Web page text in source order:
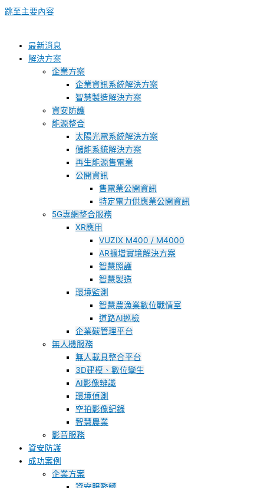
跳至主要內容
最新消息
解決方案
企業方案
企業資訊系統解決方案
智慧製造解決方案
資安防護
能源整合
太陽光電系統解決方案
儲能系統解決方案
再生能源售電業
公開資訊
售電業公開資訊
特定電力供應業公開資訊
5G專網整合服務
XR應用
VUZIX M400 / M4000
AR擴增實境解決方案
智慧照護
智慧製造
環境監測
智慧農漁業數位戰情室
道路AI巡檢
企業碳管理平台
無人機服務
無人載具整合平台
3D建模、數位孿生
AI影像辨識
環境偵測
空拍影像紀錄
智慧農業
影音服務
資安防護
成功案例
企業方案